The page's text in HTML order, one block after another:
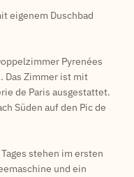
eigenem Duschbad
Pyrenées
Das Zimmer ist mit
de Paris ausgestattet.
Süden auf den Pic de
stehen im ersten
und ein